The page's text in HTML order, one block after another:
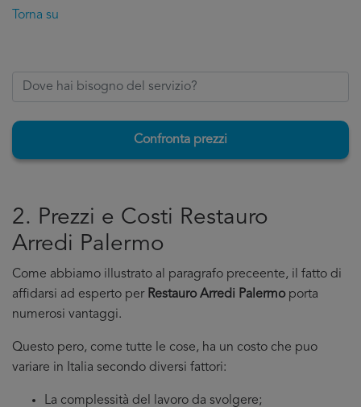
Torna su
Confronta prezzi
2. Prezzi e Costi Restauro
Arredi Palermo
Come abbiamo illustrato al paragrafo preceente, il fatto di
affidarsi ad esperto per Restauro Arredi Palermoporta
numerosi vantaggi.
Questo pero, come tutte le cose, ha un costo che puo
variare in Italia secondo diversi fattori:
La complessità del lavoro da svolgere;